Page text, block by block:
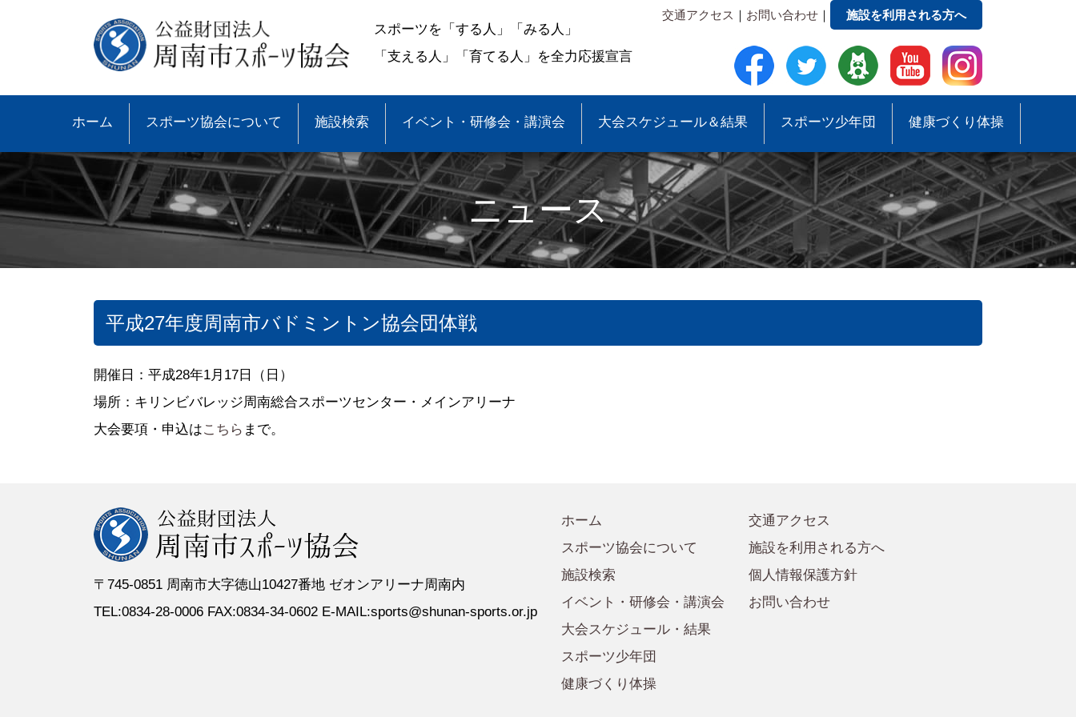
スポーツを「する人」「みる人」
「支える人」「育てる人」を全力応援宣言
交通アクセス ｜ お問い合わせ ｜ 施設を利用される方へ
ホーム スポーツ協会について
●諸規則
●専門委員会規程
●特別委員会運営規程
●事業報告
●事務局への質問・お問合せ
施設検索 イベント・研修会・講演会 大会スケジュール＆結果
●大会情報＆結果
スポーツ少年団
●スポーツ少年団とは
●登録スポーツ少年団
●スポーツ少年団大会情報
●スポーツ少年団諸規定
●各種申請・報告書 ●スポーツ少年団助成事業
健康づくり体操
ニュース
平成27年度周南市バドミントン協会団体戦
開催日：平成28年1月17日（日）
場所：キリンビバレッジ周南総合スポーツセンター・メインアリーナ
大会要項・申込はこちら まで。
〒745-0851 周南市大字徳山10427番地 ゼオンアリーナ周南内
TEL:0834-28-0006 FAX:0834-34-0602 E-MAIL:sports@shunan-sports.or.jp
ホーム
スポーツ協会について
施設検索
イベント・研修会・講演会
大会スケジュール・結果
スポーツ少年団
健康づくり体操
交通アクセス
施設を利用される方へ
個人情報保護方針
お問い合わせ